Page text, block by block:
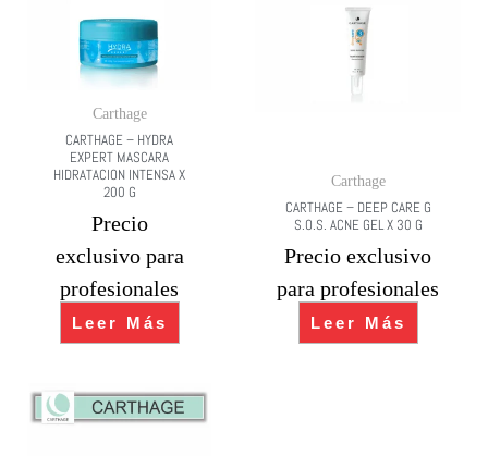
Carthage
CARTHAGE – HYDRA
EXPERT MASCARA
HIDRATACION INTENSA X
200 G
Precio
exclusivo para
profesionales
Leer Más
Carthage
CARTHAGE – DEEP CARE G
S.O.S. ACNE GEL X 30 G
Precio exclusivo
para profesionales
Leer Más